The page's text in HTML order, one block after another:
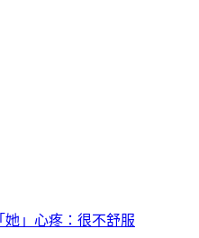
、二獎雙槓龜